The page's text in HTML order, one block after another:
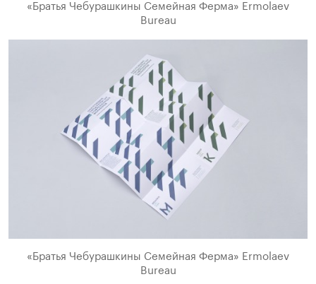
«Братья Чебурашкины Семейная Ферма» Ermolaev
Bureau
«Братья Чебурашкины Семейная Ферма» Ermolaev
Bureau